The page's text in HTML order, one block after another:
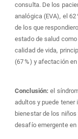
consulta. De los
analógica (EVA), el
de los que
estado de salud
calidad de vida,
(67 %) y afectación
Conclusión:el
adultos y puede
bienestar de los
desafío emergente